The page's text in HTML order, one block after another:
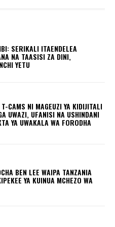
SERIKALI ITAENDELEA
NA TAASISI ZA DINI,
YETU
CAMS NI MAGEUZI YA KIDIJITALI
UWAZI, UFANISI NA USHINDANI
YA UWAKALA WA FORODHA
BEN LEE WAIPA TANZANIA
YA KUINUA MCHEZO WA